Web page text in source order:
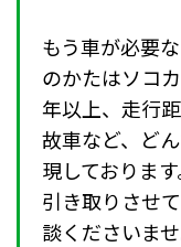
もう車が必要
のかたはソコ
年以上、走行
故車など、ど
現しておりま
引き取りさせ
談くださいませ